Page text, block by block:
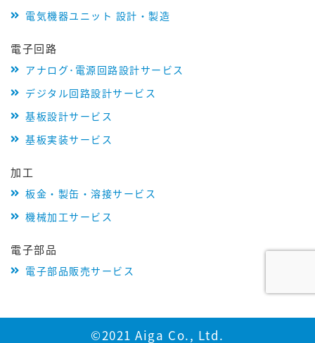
電気機器ユニット 設計・製造
電子回路
アナログ･電源回路設計サービス
デジタル回路設計サービス
基板設計サービス
基板実装サービス
加工
板金・製缶・溶接サービス
機械加工サービス
電子部品
電子部品販売サービス
©2021 Aiga Co., Ltd.